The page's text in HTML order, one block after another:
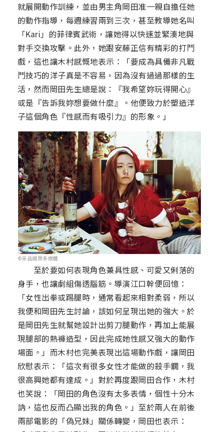
就展開動作訓練，並由男主角岡田准一親自擔任她
的動作指導，每週練習兩到三次，甚至教導她名叫
「Kari」的菲律賓武術，讓她得以快速並緊湊地與
對手交換攻擊。此外，她跟安藤正信有精彩的打鬥
戲，這也讓木村感慨地表示：「要成為具備非凡戰
鬥技巧的洋子真是不容易，因為沒有過過那樣的生
活，然而岡田先生總是說：『我希望妳玩得開心』
或是『告訴我妳想要做什麼』。他便致力於塑造洋
子這個角色『性感而有吸引力』的形象。」
©采昌國際多媒體
至於要如何表現角色兼具性感、可愛又俐落的
身手，也讓劇組傷透腦筋。導演江口幹便回憶：
「女性出拳或踢腿時，通常看起來相對柔弱，所以
我便和岡田先生討論，該如何呈現出她的強大。於
是岡田先生就幫她設計出剪刀腿動作，再加上能展
現腿部的熱褲造型，因此完成她性感又強大的動作
場面。」而木村也完美表現出這場動作戲，讓岡田
欣慰表示：「這次有很多女性才能做的殺手鐗，我
很高興她都有達成。」對於再度跟岡田合作，木村
也笑說：「岡田的角色沒有太多表情，個性十分木
訥，這也反而凸顯出我的角色。」至於兩人在前後
兩部電影的「偽兄妹」關係轉變，岡田也表示：